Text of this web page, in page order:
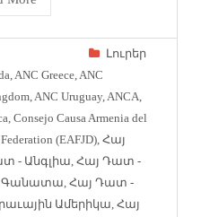
Լուրեր
ANC Greece ANC
ANC Uruguay, ANCA
,Consejo Causa Armenia del
(EAFJD) ,Հայ
- Անգլիա ,Հայ Դատ -
Գանատա ,Հայ Դատ -
Ամերիկա ,Հայ